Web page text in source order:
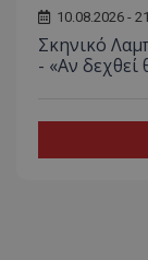
10.08.2026 -
Σκηνικό
- «Αν